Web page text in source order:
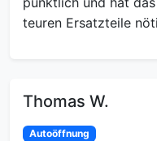
teuren Ersatzteile
Thomas W.
Autoöffnung